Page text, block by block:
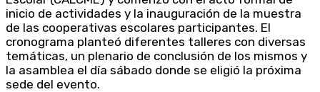
inicio de actividades y la inauguración de la muestra
de las cooperativas escolares participantes. El
cronograma planteó diferentes talleres con diversas
temáticas, un plenario de conclusión de los mismos y
la asamblea el día sábado donde se eligió la próxima
sede del evento.